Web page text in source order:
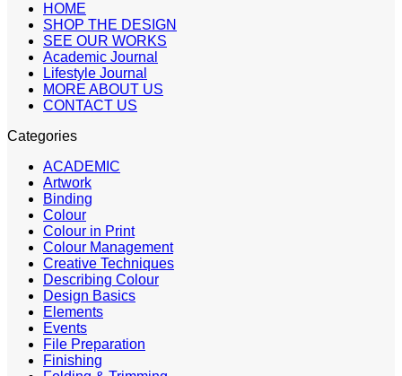
HOME
SHOP THE DESIGN
SEE OUR WORKS
Academic Journal
Lifestyle Journal
MORE ABOUT US
CONTACT US
Categories
ACADEMIC
Artwork
Binding
Colour
Colour in Print
Colour Management
Creative Techniques
Describing Colour
Design Basics
Elements
Events
File Preparation
Finishing